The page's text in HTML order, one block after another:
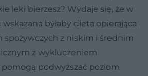
leki bierzesz? Wydaje się, że w
byłaby dieta opierająca
spożywczych z niskim i średnim
z wykluczeniem
podwyższać poziom